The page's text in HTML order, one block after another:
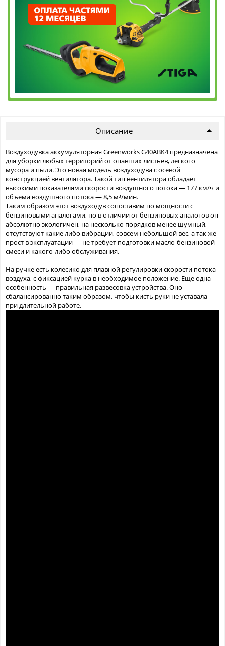
Описание
Воздуходувка аккумуляторная Greenworks G40ABK4 предназначена
для уборки любых территорий от опавших листьев, легкого
мусора и пыли. Это новая модель воздуходува с осевой
конструкцией вентилятора. Такой тип вентилятора обладает
высокими показателями скорости воздушного потока — 177 км/ч и
объема воздушного потока — 8,5 м³/мин.
Таким образом этот воздуходув сопоставим по мощности с
бензиновыми аналогами, но в отличии от бензиновых аналогов он
абсолютно экологичен, на несколько порядков менее шумный,
отсутствуют какие либо вибрации, совсем небольшой вес, а так же
прост в эксплуатации — не требует подготовки масло-бензиновой
смеси и какого-либо обслуживания.
На ручке есть колесико для плавной регулировки скорости потока
воздуха, с фиксацией курка в необходимое положение. Еще одна
особенность — правильная развесовка устройства. Оно
сбалансированно таким образом, чтобы кисть руки не уставала
при длительной работе.